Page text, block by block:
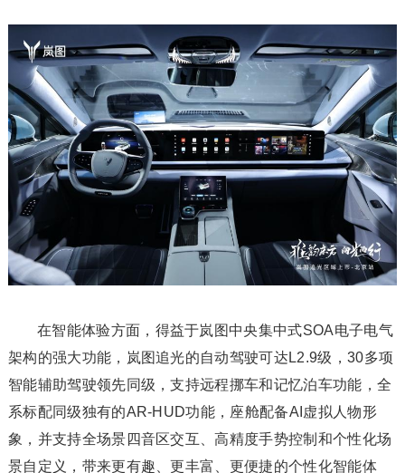
在智能体验方面，得益于岚图中央集中式SOA电子电气
架构的强大功能，岚图追光的自动驾驶可达L2.9级，30多项
智能辅助驾驶领先同级，支持远程挪车和记忆泊车功能，全
系标配同级独有的AR-HUD功能，座舱配备AI虚拟人物形
象，并支持全场景四音区交互、高精度手势控制和个性化场
景自定义，带来更有趣、更丰富、更便捷的个性化智能体